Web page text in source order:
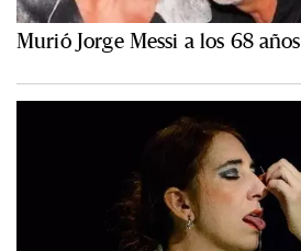
Murió Jorge Messi a los 68 años